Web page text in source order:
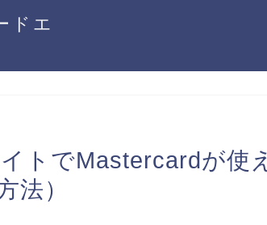
ドエ
トでMastercardが使
法）